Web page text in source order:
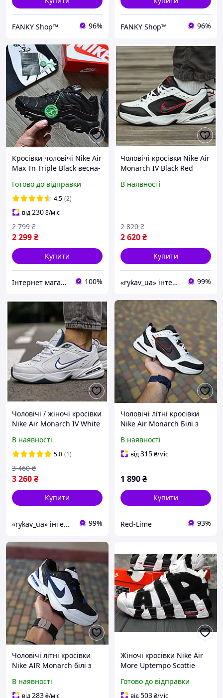
FANKY Shop™ 96% FANKY Shop™ 96%
Кросівки чоловічі Nike Air
Max Tn Triple Black весна-
Готово до відправки
4.5 (2)
від230₴/міс
2 299₴
2 799 ₴
Купити
Інтернет магазин Soulmarket 100%
Чоловічі кросівки Nike Air
Monarch IV Black Red
кросівки найк аір монарх
В наявності
2 620₴
2 820 ₴
Купити
«rykav_ua» інтернет магазин взуття та одягу 99%
Чоловічі / жіночі кросівки
Nike Air Monarch IV White
кросівки найк аір монарх
4 аїр
В наявності
5.0 (1)
3 260₴
3 460 ₴
Купити
«rykav_ua» інтернет магазин взуття та одягу 99%
Чоловічі літні кросівки
Nike Air Monarch Білі з
кросівки найк аір монарх
чудової якості
В наявності
від315₴/міс
1 890₴
Купити
Red-Lime 93%
Чоловічі літні кросівки
Nike AIR Monarch білі з
кросівки найк аір монарх
чудової якості
В наявності
від283₴/міс
Жіночі кросівки Nike Air
More Uptempo Scottie
написом AIR сезон весна-
осінь Y11348
Готово до відправки
від503₴/міс